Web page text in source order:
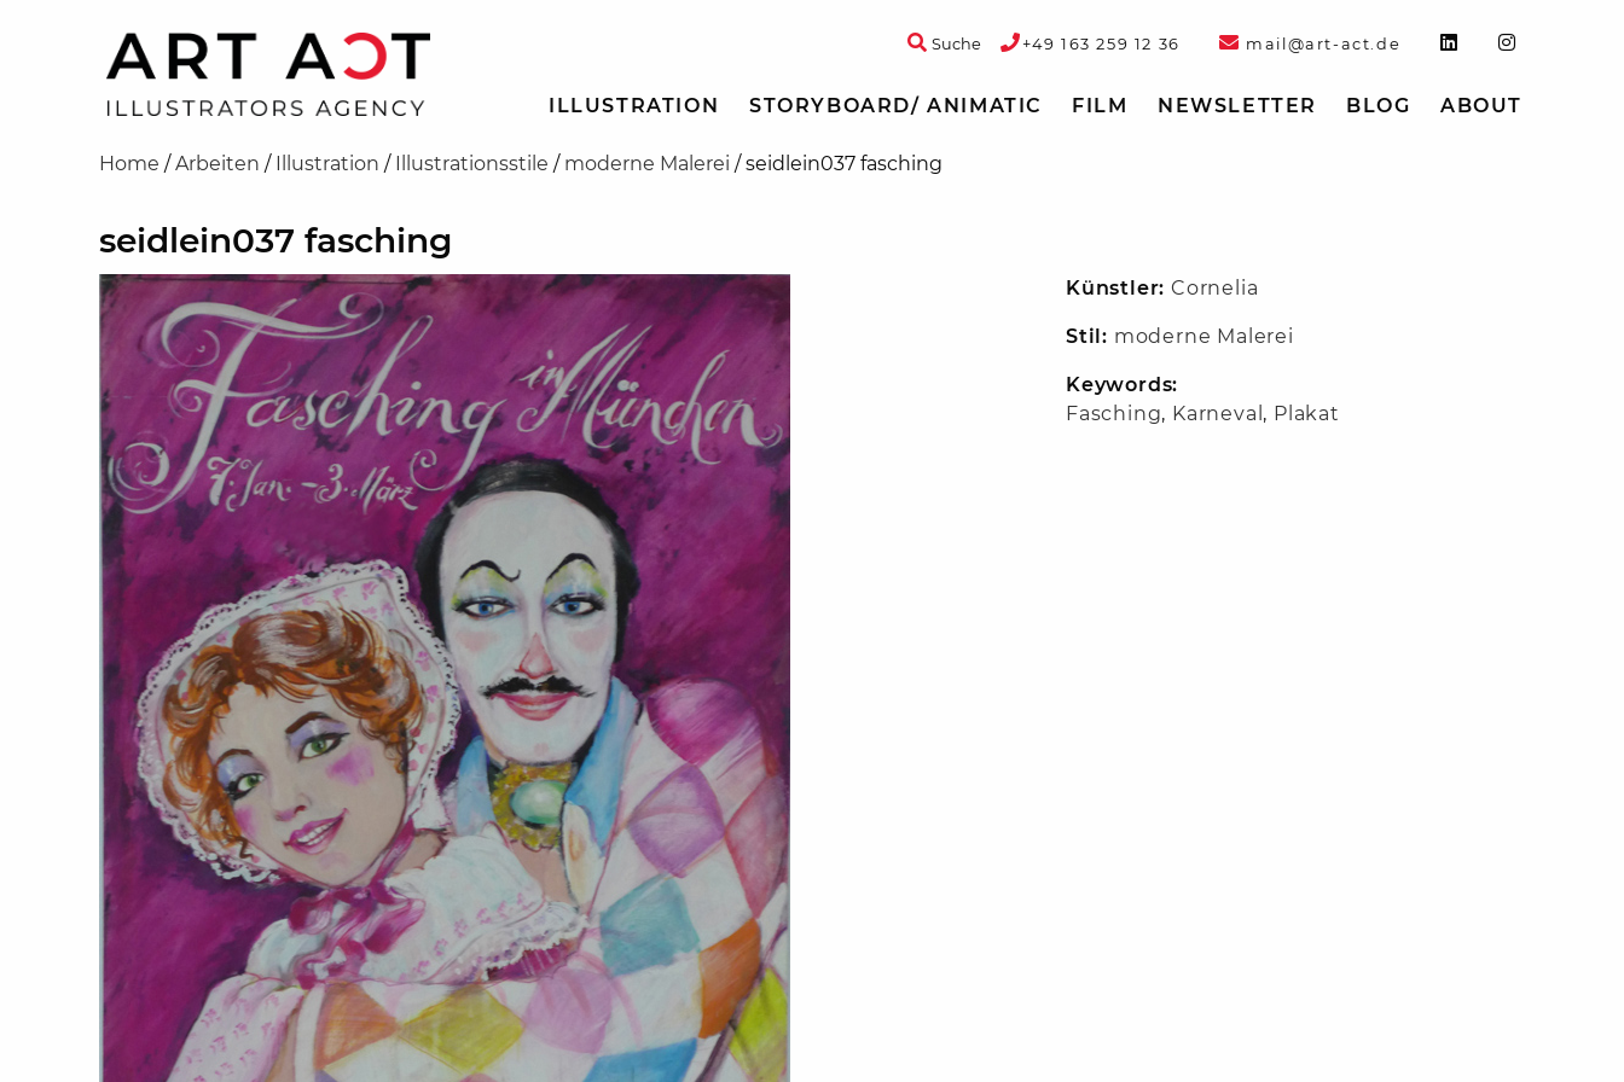
+49 163 259 12 36 mail@art-act.de
Suche
ILLUSTRATION STORYBOARD/ ANIMATIC FILM NEWSLETTER BLOG ABOUT
Home /Arbeiten / Illustration / Illustrationsstile / moderne Malerei /seidlein037 fasching
seidlein037 fasching
Künstler: Cornelia
Stil: moderne Malerei
Keywords:
Fasching, Karneval , Plakat